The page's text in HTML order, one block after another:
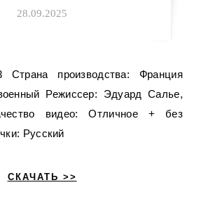
28.09.2025
Режиссер: Эдуард Салье,
видео: Отличное + без
Русский
СКАЧАТЬ >>